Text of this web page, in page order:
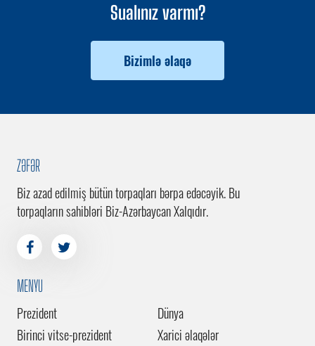
Sualınız varmı?
Bizimlə əlaqə
ZƏFƏR
Biz azad edilmiş bütün torpaqları bərpa edəcəyik. Bu
torpaqların sahibləri Biz-Azərbaycan Xalqıdır.
MENYU
Prezident
Birinci vitse-prezident
Dünya
Xarici əlaqələr